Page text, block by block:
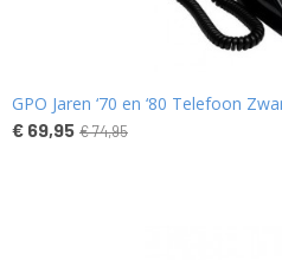
GPO Jaren ‘70 en ‘80 Telefoon
€ 69,95 € 74,95